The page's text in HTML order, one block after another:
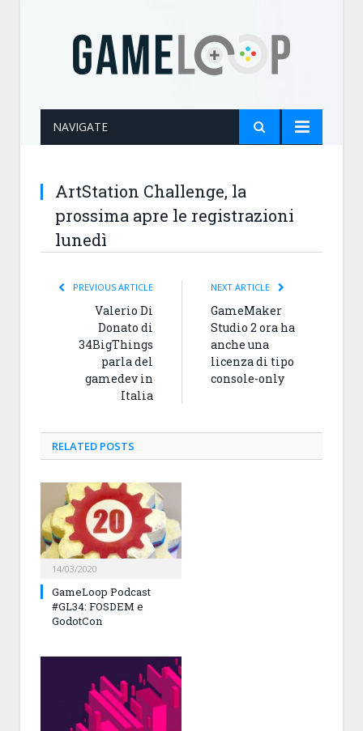
NAVIGATE
ArtStation Challenge, la
prossima apre le registrazioni
lunedì
PREVIOUS ARTICLE
Valerio Di
Donato di
34BigThings
parla del
gamedev in
Italia
NEXT ARTICLE
GameMaker
Studio 2 ora ha
anche una
licenza di tipo
console-only
RELATED POSTS
14/03/2020
GameLoop Podcast
#GL34: FOSDEM e
GodotCon